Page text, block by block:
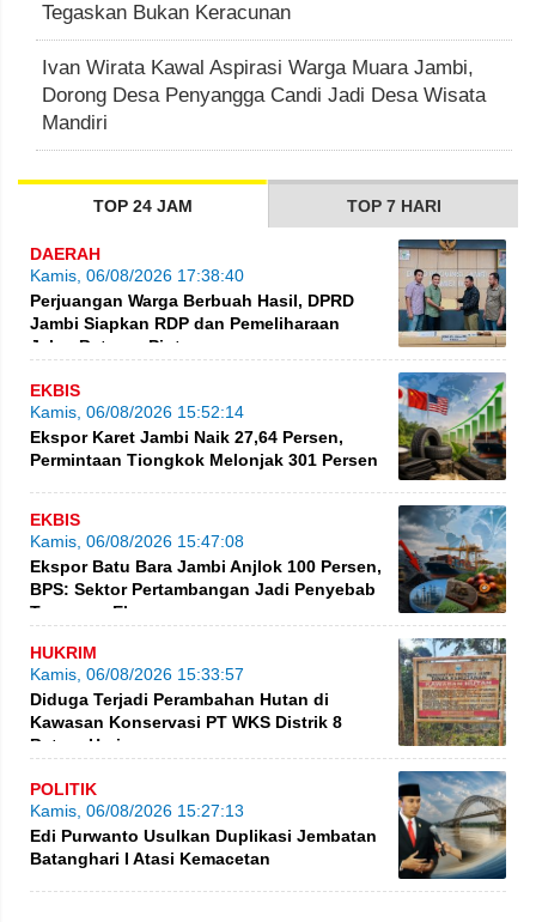
Tegaskan Bukan Keracunan
Ivan Wirata Kawal Aspirasi Warga Muara Jambi,
Dorong Desa Penyangga Candi Jadi Desa Wisata
Mandiri
TOP 24 JAM TOP 7 HARI
DAERAH
Kamis, 06/08/2026 17:38:40
Perjuangan Warga Berbuah Hasil, DPRD
Jambi Siapkan RDP dan Pemeliharaan
Jalan Betung–Pintas
EKBIS
Kamis, 06/08/2026 15:52:14
Ekspor Karet Jambi Naik 27,64 Persen,
Permintaan Tiongkok Melonjak 301 Persen
EKBIS
Kamis, 06/08/2026 15:47:08
Ekspor Batu Bara Jambi Anjlok 100 Persen,
BPS: Sektor Pertambangan Jadi Penyebab
Turunnya Ekspor
HUKRIM
Kamis, 06/08/2026 15:33:57
Diduga Terjadi Perambahan Hutan di
Kawasan Konservasi PT WKS Distrik 8
BatangHari
POLITIK
Kamis, 06/08/2026 15:27:13
Edi Purwanto Usulkan Duplikasi Jembatan
Batanghari I Atasi Kemacetan